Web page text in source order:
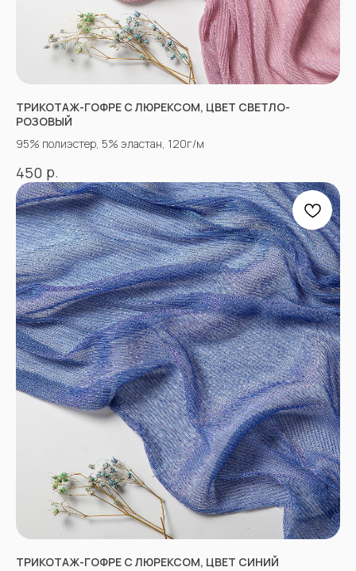
ТРИКОТАЖ-ГОФРЕ С ЛЮРЕКСОМ, ЦВЕТ СВЕТЛО-
РОЗОВЫЙ
95% полиэстер, 5% эластан, 120г/м
450 р.
ТРИКОТАЖ-ГОФРЕ С ЛЮРЕКСОМ, ЦВЕТ СИНИЙ
+7
Отправить
НЕ НАШЛИ НУЖНУЮ
ТКАНЬ? ОСТАЛИСЬ
ВОПРОСЫ?
Заполните форму, и наши менеджеры
помогут вам с выбором и ответят на все
Согласен сПолитикой конфиденциальности